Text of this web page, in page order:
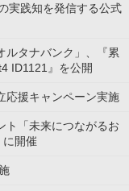
実践知を発信する公式
ルタナバンク」、『累
ID1121』を公開
応援キャンペーン実施
ト「未来につながるお
開催